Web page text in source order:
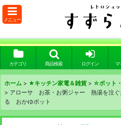
メニュー
カテゴリ 商品検索 ログイン マ
ホーム > ★キッチン家電＆雑貨 > ☆ポット
> アローサ お茶・お粥ジャー 熱湯を注ぐ
る おかゆポット